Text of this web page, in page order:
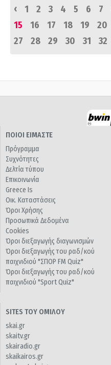
‹
1 2 3 4 5 6 7
15
16 17 18 19 20
27
28 29 30 31 32
ΠΟΙΟΙ ΕΙΜΑΣΤΕ
Πρόγραμμα
Συχνότητες
Δελτία τύπου
Επικοινωνία
Greece Is
Οικ. Καταστάσεις
Όροι Χρήσης
Προσωπικά Δεδομένα
Cookies
Όροι διεξαγωγής διαγωνισμών
Όροι διεξαγωγής του ραδ/κού
παιχνιδιού "ΣΠΟΡ FM Quiz"
Όροι διεξαγωγής του ραδ/κού
παιχνιδιού "Sport Quiz"
SITES ΤΟΥ ΟΜΙΛΟΥ
skai.gr
skaitv.gr
skairadio.gr
skaikairos.gr